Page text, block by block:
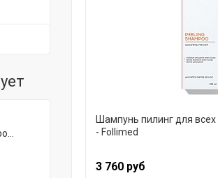
Шампунь пилинг для
- Follimed
3 760 руб